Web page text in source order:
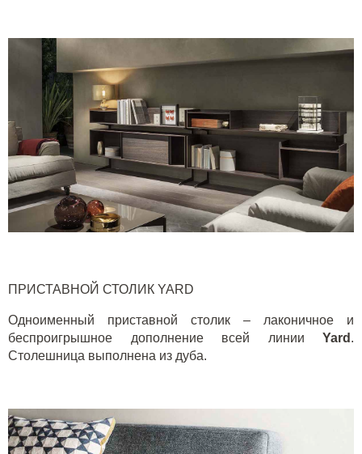
ПРИСТАВНОЙ СТОЛИК YARD
Одноименный приставной столик – лаконичное и
беспроигрышное дополнение всей линии Yard .
Столешница выполнена из дуба.